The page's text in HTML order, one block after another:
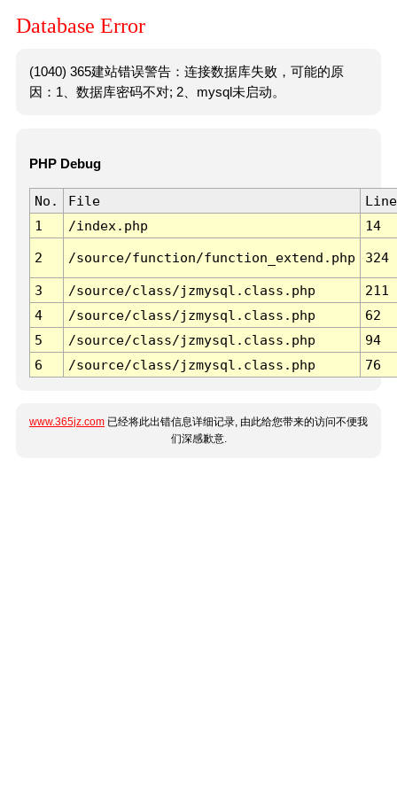
Database Error
(1040) 365建站错误警告：连接数据库失败，可能的原
因：1、数据库密码不对; 2、mysql未启动。
PHP Debug
No. File
Line
1
/index.php 14
2 /source/function/function_extend.php 324
3 /source/class/jzmysql.class.php
211
4
/source/class/jzmysql.class.php
62
5
/source/class/jzmysql.class.php
94
6
/source/class/jzmysql.class.php 76
www.365jz.com 已经将此出错信息详细记录, 由此给您带来的访问不便我
们深感歉意.